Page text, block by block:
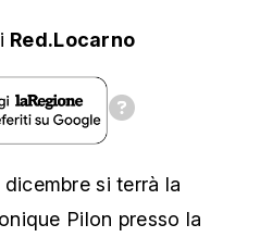
Red.Locarno
si terrà la
Pilon presso la